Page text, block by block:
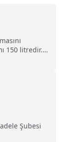
150 litredir.
Şubesi